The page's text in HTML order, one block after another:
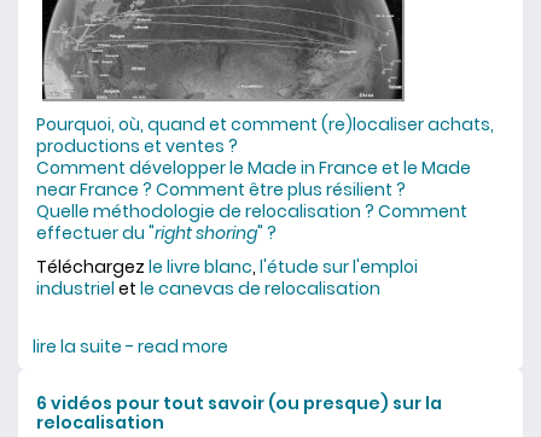
Pourquoi, où, quand et comment (re)localiser achats,
productions et ventes ?
Comment développer le Made in France et le Made
near France ? Comment être plus résilient ?
Quelle méthodologie de relocalisation ? Comment
effectuer du "right shoring" ?
Téléchargez le livre blanc, l'étude sur l'emploi
industriel et le canevas de relocalisation
lire la suite - read more
6 vidéos pour tout savoir (ou presque) sur la
relocalisation